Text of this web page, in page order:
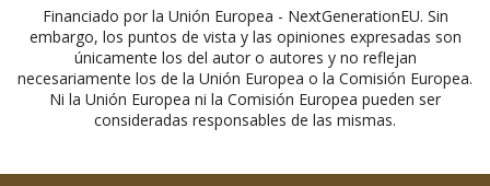
Financiado por la Unión Europea - NextGenerationEU. Sin
embargo, los puntos de vista y las opiniones expresadas son
únicamente los del autor o autores y no reflejan
necesariamente los de la Unión Europea o la Comisión Europea.
Ni la Unión Europea ni la Comisión Europea pueden ser
consideradas responsables de las mismas.